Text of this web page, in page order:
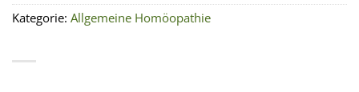
Kategorie: Allgemeine Homöopathie